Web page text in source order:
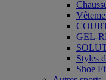
GEL-
Styles
Shoe